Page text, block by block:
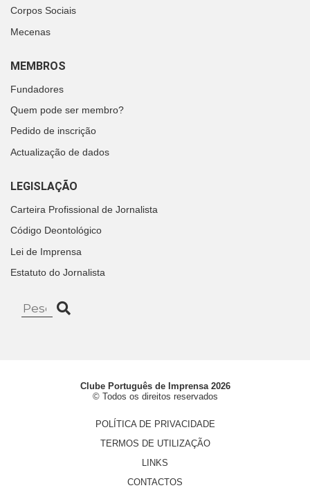
Corpos Sociais
Mecenas
MEMBROS
Fundadores
Quem pode ser membro?
Pedido de inscrição
Actualização de dados
LEGISLAÇÃO
Carteira Profissional de Jornalista
Código Deontológico
Lei de Imprensa
Estatuto do Jornalista
Clube Português de Imprensa 2026
© Todos os direitos reservados
POLÍTICA DE PRIVACIDADE
TERMOS DE UTILIZAÇÃO
LINKS
CONTACTOS